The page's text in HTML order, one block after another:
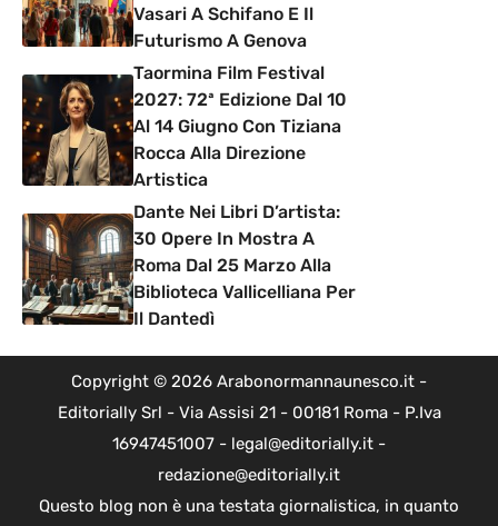
Vasari A Schifano E Il
Futurismo A Genova
Taormina Film Festival
2027: 72ª Edizione Dal 10
Al 14 Giugno Con Tiziana
Rocca Alla Direzione
Artistica
Dante Nei Libri D’artista:
30 Opere In Mostra A
Roma Dal 25 Marzo Alla
Biblioteca Vallicelliana Per
Il Dantedì
Copyright © 2026 Arabonormannaunesco.it -
Editorially Srl - Via Assisi 21 - 00181 Roma - P.Iva
16947451007 - legal@editorially.it -
redazione@editorially.it
Questo blog non è una testata giornalistica, in quanto